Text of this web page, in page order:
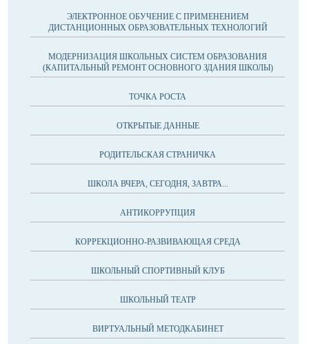
ЭЛЕКТРОННОЕ ОБУЧЕНИЕ С ПРИМЕНЕНИЕМ
ДИСТАНЦИОННЫХ ОБРАЗОВАТЕЛЬНЫХ ТЕХНОЛОГИЙ
МОДЕРНИЗАЦИЯ ШКОЛЬНЫХ СИСТЕМ ОБРАЗОВАНИЯ
(КАПИТАЛЬНЫЙ РЕМОНТ ОСНОВНОГО ЗДАНИЯ ШКОЛЫ)
ТОЧКА РОСТА
ОТКРЫТЫЕ ДАННЫЕ
РОДИТЕЛЬСКАЯ СТРАНИЧКА
ШКОЛА ВЧЕРА, СЕГОДНЯ, ЗАВТРА...
АНТИКОРРУПЦИЯ
КОРРЕКЦИОННО-РАЗВИВАЮЩАЯ СРЕДА
ШКОЛЬНЫЙ СПОРТИВНЫЙ КЛУБ
ШКОЛЬНЫЙ ТЕАТР
ВИРТУАЛЬНЫЙ МЕТОДКАБИНЕТ